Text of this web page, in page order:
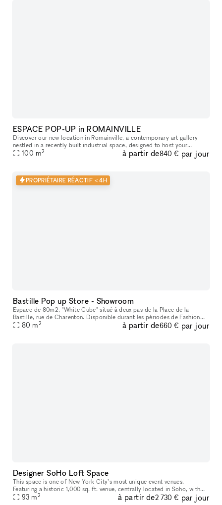
ESPACE POP-UP in ROMAINVILLE
Discover our new location in Romainville, a contemporary art gallery
nestled in a recently built industrial space, designed to host your
ephemeral projects. Situated just a few minutes from the Bobig
100 m2 à partir de840 € par jour
PROPRIÉTAIRE RÉACTIF < 4H
Bastille Pop up Store - Showroom
Espace de 80m2, "White Cube" situé à deux pas de la Place de la
Bastille, rue de Charenton. Disponible durant les périodes de Fashion
week pour présenter votre marque, préparer des évènements. Poss
80 m2 à partir de660 € par jour
Designer SoHo Loft Space
This space is one of New York City’s most unique event venues.
Featuring a historic 1,000 sq. ft. venue, centrally located in Soho, with
plenty of natural light and rustic Americana design, it will u
93 m2 à partir de2 730 € par jour